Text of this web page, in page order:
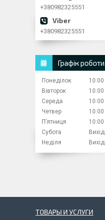
+380982325551
+380982325551
Графік роботи
Понеділок 10:00
Вівторок
10:00
Середа
10:00
Четвер
10:00
Пʼятниця
10:00
Субота
Неділя
ТОВАРЫ И УСЛУГИ